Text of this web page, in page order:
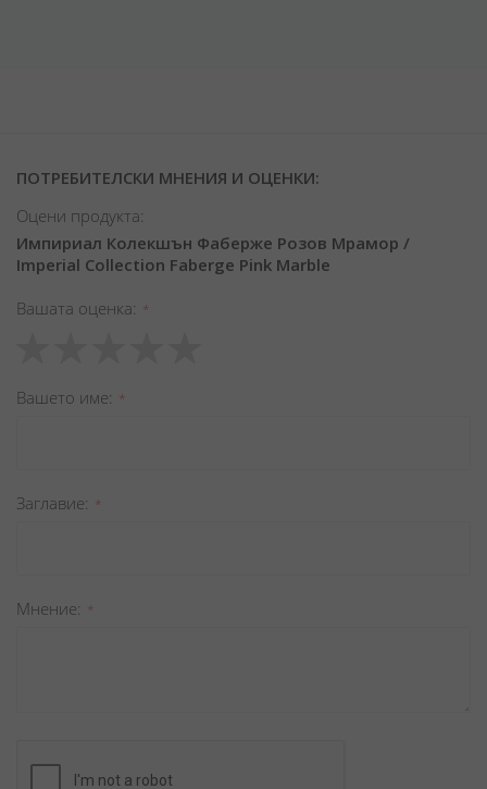
ПОТРЕБИТЕЛСКИ МНЕНИЯ И ОЦЕНКИ:
Оцени продукта:
Импириал Колекшън Фаберже Розов Мрамор /
Imperial Collection Faberge Pink Marble
Вашата оценка
star
stars
stars
stars
stars
Вашето име
Заглавиe
Мнение